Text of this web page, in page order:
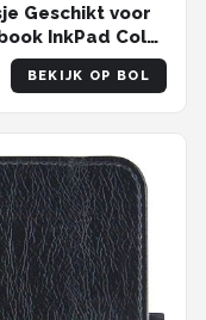
Geschikt voor
InkPad Color
Sleepcover
Distance
BEKIJK OP BOL